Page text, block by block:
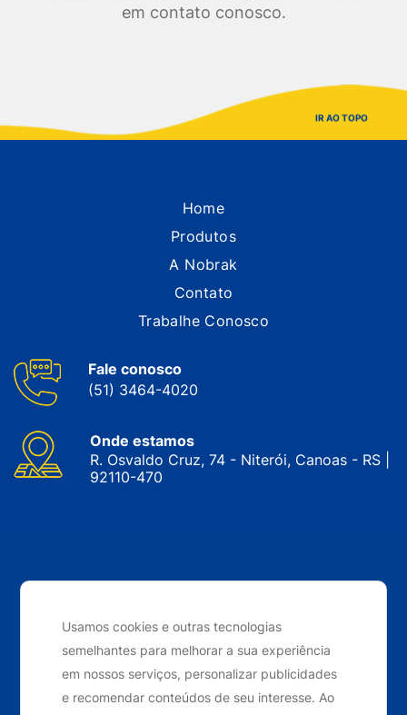
Usamos cookies e outras tecnologias
semelhantes para melhorar a sua experiência
em nossos serviços, personalizar publicidades
e recomendar conteúdos de seu interesse. Ao
em contato conosco.
IR AO TOPO
Home
Produtos
A Nobrak
Contato
Trabalhe Conosco
Fale conosco
(51) 3464-4020
Onde estamos
R. Osvaldo Cruz, 74 - Niterói, Canoas - RS |
92110-470
reservados. 2024
Desenvolvido por Elo Ideias